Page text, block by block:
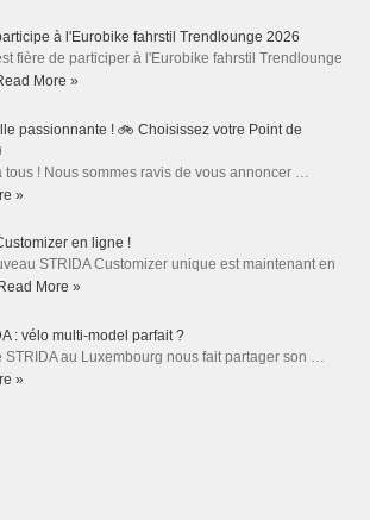
à l'Eurobike fahrstil Trendlounge 2026
fière de participer à l'Eurobike fahrstil Trendlounge
More »
passionnante ! 🚲 Choisissez votre Point de
tous ! Nous sommes ravis de vous annoncer …
»
en ligne !
STRIDA Customizer unique est maintenant en
Read More »
: vélo multi-model parfait ?
STRIDA au Luxembourg nous fait partager son …
»